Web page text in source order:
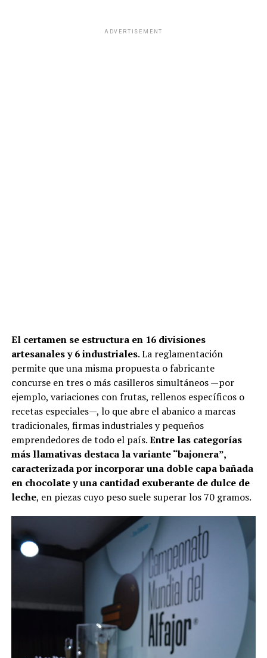
ADVERTISEMENT
El certamen se estructura en 16 divisiones
artesanales y 6 industriales. La reglamentación
permite que una misma propuesta o fabricante
concurse en tres o más casilleros simultáneos —por
ejemplo, variaciones con frutas, rellenos específicos o
recetas especiales—, lo que abre el abanico a marcas
tradicionales, firmas industriales y pequeños
emprendedores de todo el país.Entre las categorías
más llamativas destaca la variante “bajonera”,
caracterizada por incorporar una doble capa bañada
en chocolate y una cantidad exuberante de dulce de
leche, en piezas cuyo peso suele superar los 70 gramos.